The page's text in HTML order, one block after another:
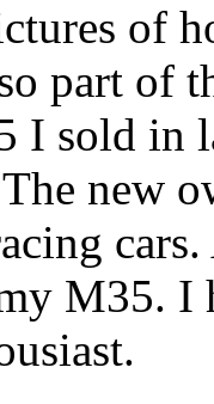
of
part of
I sold in
new
M35. I